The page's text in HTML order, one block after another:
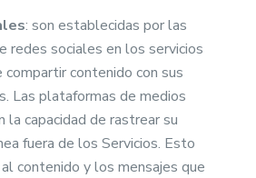
: son establecidas por las
redes sociales en los servicios
contenido con sus
Las plataformas de medios
la capacidad de rastrear su
fuera de los Servicios. Esto
contenido y los mensajes que